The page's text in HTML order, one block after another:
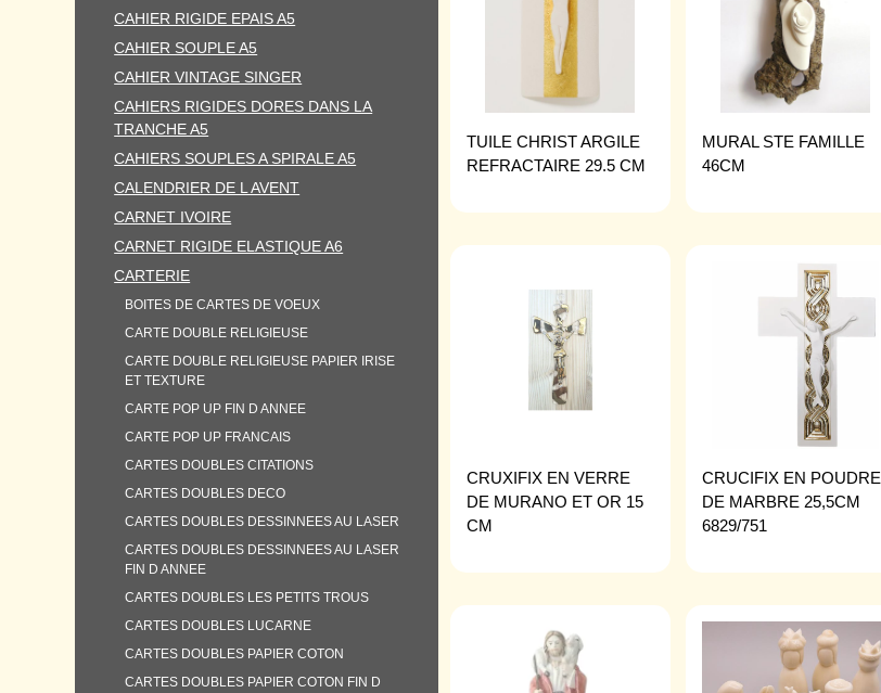
CAHIER RIGIDE EPAIS A5
CAHIER SOUPLE A5
CAHIER VINTAGE SINGER
CAHIERS RIGIDES DORES DANS LA
TRANCHE A5
CAHIERS SOUPLES A SPIRALE A5
CALENDRIER DE L AVENT
CARNET IVOIRE
CARNET RIGIDE ELASTIQUE A6
CARTERIE
BOITES DE CARTES DE VOEUX
CARTE DOUBLE RELIGIEUSE
CARTE DOUBLE RELIGIEUSE PAPIER IRISE
ET TEXTURE
CARTE POP UP FIN D ANNEE
CARTE POP UP FRANCAIS
CARTES DOUBLES CITATIONS
CARTES DOUBLES DECO
CARTES DOUBLES DESSINNEES AU LASER
CARTES DOUBLES DESSINNEES AU LASER
FIN D ANNEE
CARTES DOUBLES LES PETITS TROUS
CARTES DOUBLES LUCARNE
CARTES DOUBLES PAPIER COTON
CARTES DOUBLES PAPIER COTON FIN D
TUILE CHRIST ARGILE
REFRACTAIRE 29.5 CM
MURAL STE FAMILLE
46CM
CRUXIFIX EN VERRE
DE MURANO ET OR 15
CM
CRUCIFIX EN POUDRE
DE MARBRE 25,5CM
6829/751